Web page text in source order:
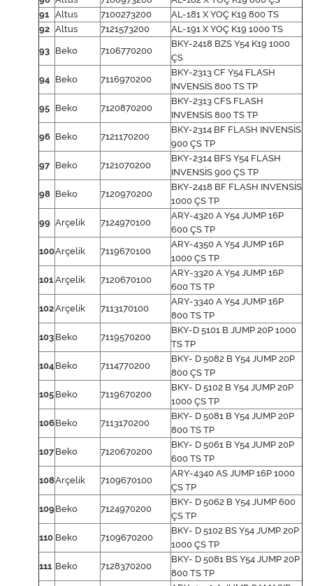
91 Altus 7100273200
AL-181 X YOÇ K19 800 TS
92 Altus 7121573200 AL-191 X YOÇ K19 1000 TS
93 Beko 7106770200
BKY-2418 BZS Y54 K19 1000
ÇS
94 Beko 7116970200
BKY-2313 CF Y54 FLASH
INVENSİS 800 TS TP
95 Beko 7120870200
BKY-2313 CFS FLASH
INVENSİS 800 TS TP
96 Beko 7121170200
BKY-2314 BF FLASH INVENSİS
900 ÇS TP
97 Beko 7121070200
BKY-2314 BFS Y54 FLASH
INVENSİS 900 ÇS TP
98 Beko 7120970200
BKY-2418 BF FLASH INVENSİS
1000 ÇS TP
99 Arçelik 7124970100
ARY-4320 A Y54 JUMP 16P
600 ÇS TP
100Arçelik 7119670100
ARY-4350 A Y54 JUMP 16P
1000 ÇS TP
101 Arçelik 7120670100
ARY-3320 A Y54 JUMP 16P
600 TS TP
102Arçelik 7113170100
ARY-3340 A Y54 JUMP 16P
800 TS TP
103 Beko 7119570200
BKY-D 5101 B JUMP 20P 1000
TS TP
104 Beko 7114770200
BKY- D 5082 B Y54 JUMP 20P
800 ÇS TP
105 Beko 7119670200
BKY- D 5102 B Y54 JUMP 20P
1000 ÇS TP
106Beko 7113170200
BKY- D 5081 B Y54 JUMP 20P
800 TS TP
107 Beko 7120670200
BKY- D 5061 B Y54 JUMP 20P
600 TS TP
108Arçelik 7109670100
ARY-4340 AS JUMP 16P 1000
ÇS TP
109Beko 7124970200
BKY- D 5062 B Y54 JUMP 600
ÇS TP
110 Beko 7109670200
BKY- D 5102 BS Y54 JUMP 20P
1000 ÇS TP
111 Beko 7128370200
BKY- D 5081 BS Y54 JUMP 20P
800 TS TP